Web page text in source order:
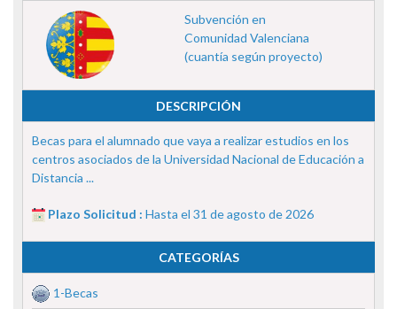
Subvención en
Comunidad Valenciana
(cuantía según proyecto)
DESCRIPCIÓN
Becas para el alumnado que vaya a realizar estudios en los
centros asociados de la Universidad Nacional de Educación a
Distancia ...
Plazo Solicitud : Hasta el 31 de agosto de 2026
CATEGORÍAS
1-Becas